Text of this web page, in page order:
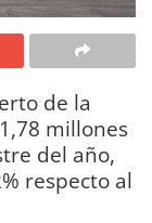
de la
millones
del año,
respecto al